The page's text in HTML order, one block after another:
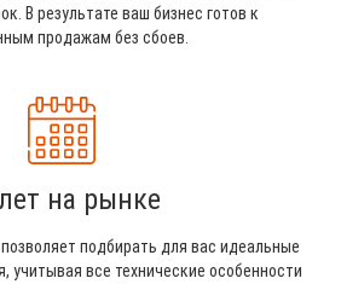
В результате ваш бизнес готов к
продажам без сбоев.
на рынке
подбирать для вас идеальные
учитывая все технические особенности